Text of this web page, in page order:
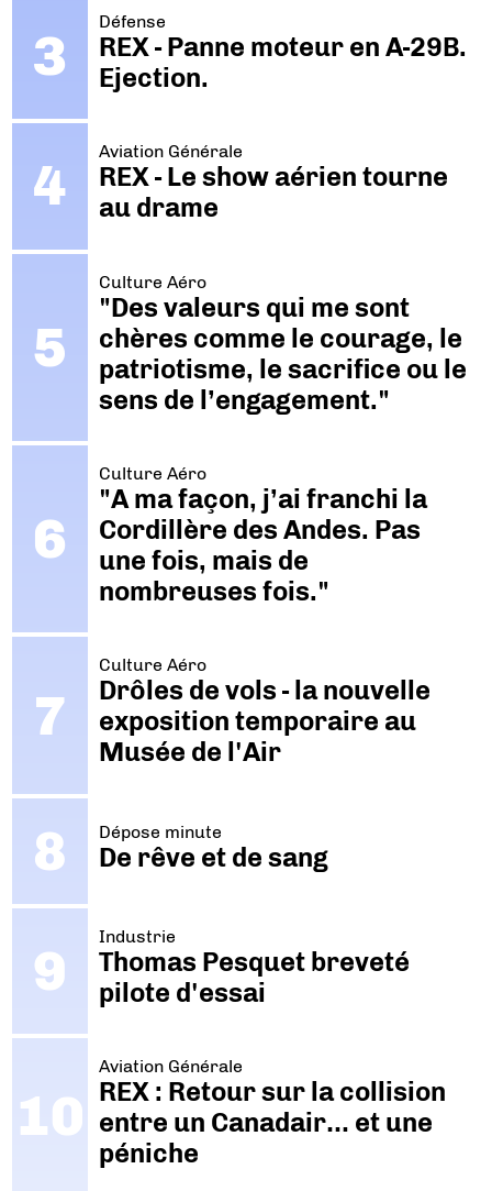
Défense
REX - Panne moteur en A-29B.
Ejection.
Aviation Générale
REX - Le show aérien tourne
au drame
Culture Aéro
"Des valeurs qui me sont
chères comme le courage, le
patriotisme, le sacrifice ou le
sens de l’engagement."
Culture Aéro
"A ma façon, j’ai franchi la
Cordillère des Andes. Pas
une fois, mais de
nombreuses fois."
Culture Aéro
Drôles de vols - la nouvelle
exposition temporaire au
Musée de l'Air
Dépose minute
De rêve et de sang
Industrie
Thomas Pesquet breveté
pilote d'essai
Aviation Générale
REX : Retour sur la collision
entre un Canadair… et une
péniche